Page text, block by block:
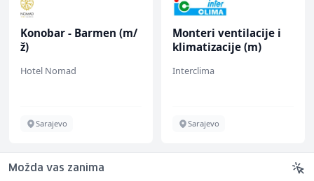
Konobar - Barmen (m/
ž)
Hotel Nomad
Sarajevo
Monteri ventilacije i
klimatizacije (m)
Interclima
Sarajevo
Možda vas zanima